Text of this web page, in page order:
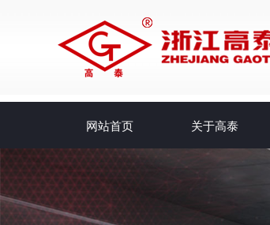
网站首页 关于高泰